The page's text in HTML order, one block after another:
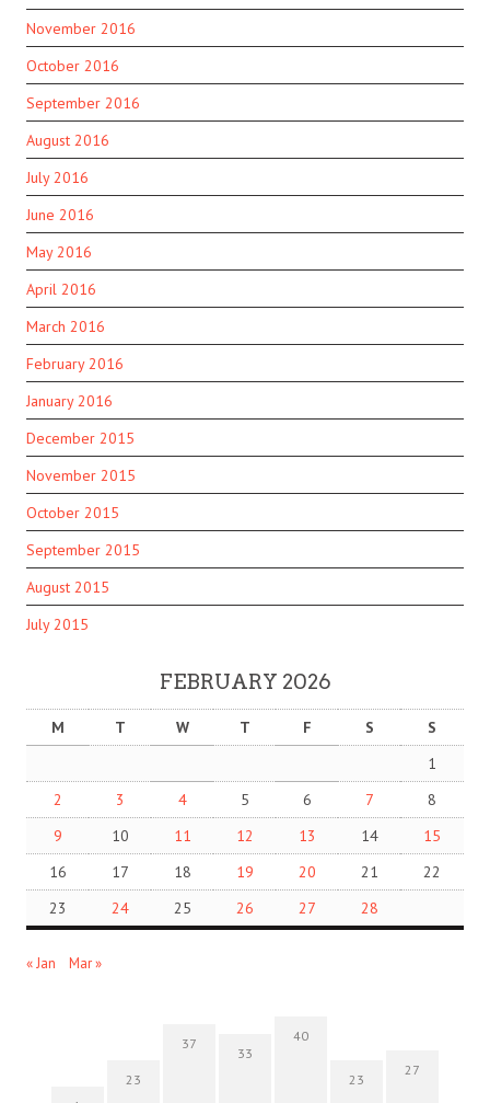
November 2016
October 2016
September 2016
August 2016
July 2016
June 2016
May 2016
April 2016
March 2016
February 2016
January 2016
December 2015
November 2015
October 2015
September 2015
August 2015
July 2015
FEBRUARY 2026
M T W T F S
S
1
2
3 4 5 6 7
8
9
10 11 12 13 14
15
16
17 18 19 20 21
22
23
24 25 26 27 28
« Jan Mar »
23
37
33
40
23
27